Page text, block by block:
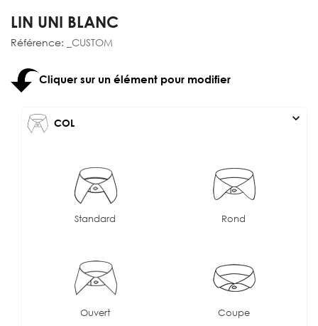
LIN UNI BLANC
Référence: _CUSTOM
Cliquer sur un élément pour modifier
COL expand_more
Standard Rond
Ouvert Coupe